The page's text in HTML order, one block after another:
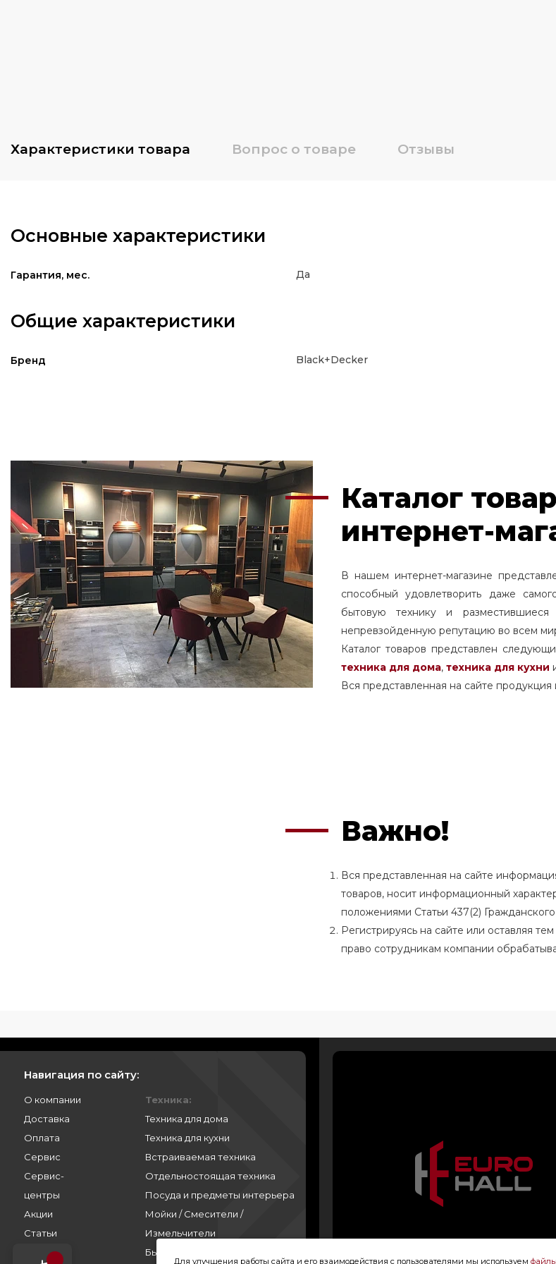
Характеристики товара Вопрос о товаре Отзывы
Основные характеристики
Гарантия, мес. Да
Общие характеристики
Бренд Black+Decker
Каталог
интернет-
В нашем интернет-магазине
способный удовлетворить даже
бытовую технику и
непревзойденную репутацию во всем
Каталог товаров представлен
техника для дома, техника для кухни
Вся представленная на сайте
Важно!
Вся представленная на сайте
товаров, носит информационный
положениями Статьи 437(2)
Регистрируясь на сайте или оставляя
право сотрудникам компании
Навигация по сайту:
О компании
Доставка
Оплата
Сервис
Сервис-
центры
Акции
Статьи
Контакты
Техника:
Техника для дома
Техника для кухни
Встраиваемая техника
Отдельностоящая техника
Посуда и предметы интерьера
Мойки / Смесители /
Измельчители
Бытовая химия
Для улучшения работы сайта и его взаимодействия с пользователями мы используем